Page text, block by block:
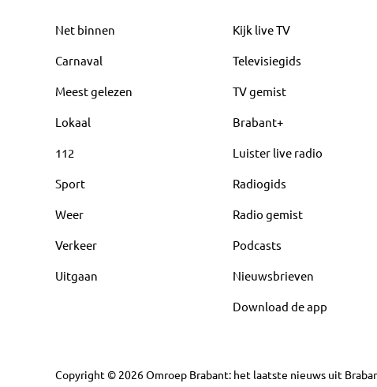
Net binnen
Carnaval
Meest gelezen
Lokaal
112
Sport
Weer
Verkeer
Uitgaan
Kijk live TV
Televisiegids
TV gemist
Brabant+
Luister live radio
Radiogids
Radio gemist
Podcasts
Nieuwsbrieven
Download de app
Copyright © 2026Omroep Brabant: het laatste nieuws uit